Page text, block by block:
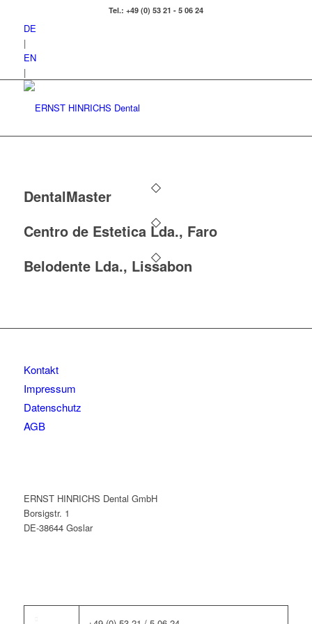
Tel.: +49 (0) 53 21 - 5 06 24
DE
|
EN
|
DentalMaster
Centro de Estetica Lda., Faro
Belodente Lda., Lissabon
Kontakt
Impressum
Datenschutz
AGB
ERNST HINRICHS Dental GmbH
Borsigstr. 1
DE-38644 Goslar